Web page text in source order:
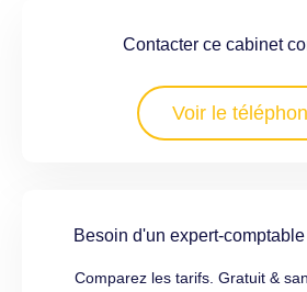
Contacter ce cabinet
Voir le
Besoin d'un expert-
Comparez les tarifs. Gratuit &